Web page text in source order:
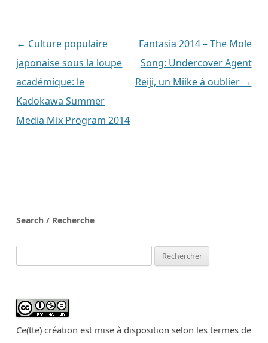
Navigation
des
articles
← Culture populaire
japonaise sous la loupe
académique: le
Kadokawa Summer
Media Mix Program 2014
Fantasia 2014 – The Mole
Song: Undercover Agent
Reiji, un Miike à oublier →
Search / Recherche
Ce(tte) création est mise à disposition selon les termes de